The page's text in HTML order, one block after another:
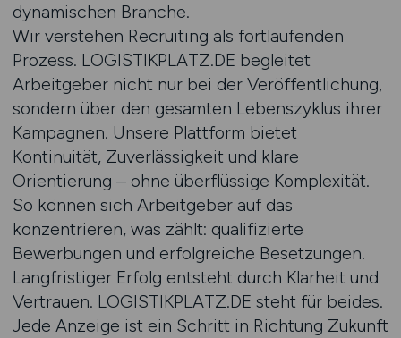
dynamischen Branche.
Wir verstehen Recruiting als fortlaufenden
Prozess. LOGISTIKPLATZ.DE begleitet
Arbeitgeber nicht nur bei der Veröffentlichung,
sondern über den gesamten Lebenszyklus ihrer
Kampagnen. Unsere Plattform bietet
Kontinuität, Zuverlässigkeit und klare
Orientierung – ohne überflüssige Komplexität.
So können sich Arbeitgeber auf das
konzentrieren, was zählt: qualifizierte
Bewerbungen und erfolgreiche Besetzungen.
Langfristiger Erfolg entsteht durch Klarheit und
Vertrauen. LOGISTIKPLATZ.DE steht für beides.
Jede Anzeige ist ein Schritt in Richtung Zukunft